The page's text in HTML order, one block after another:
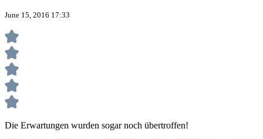
June 15, 2016 17:33
Die Erwartungen wurden sogar noch übertroffen!